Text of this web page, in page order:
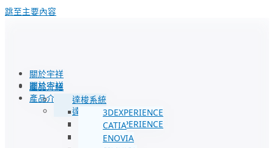
跳至主要內容
關於宇祥
產品介紹
達梭系統
3DEXPERIENCE
CATIA
關於宇祥
產品介紹
達梭系統
3DEXPERIENCE
CATIA
ENOVIA